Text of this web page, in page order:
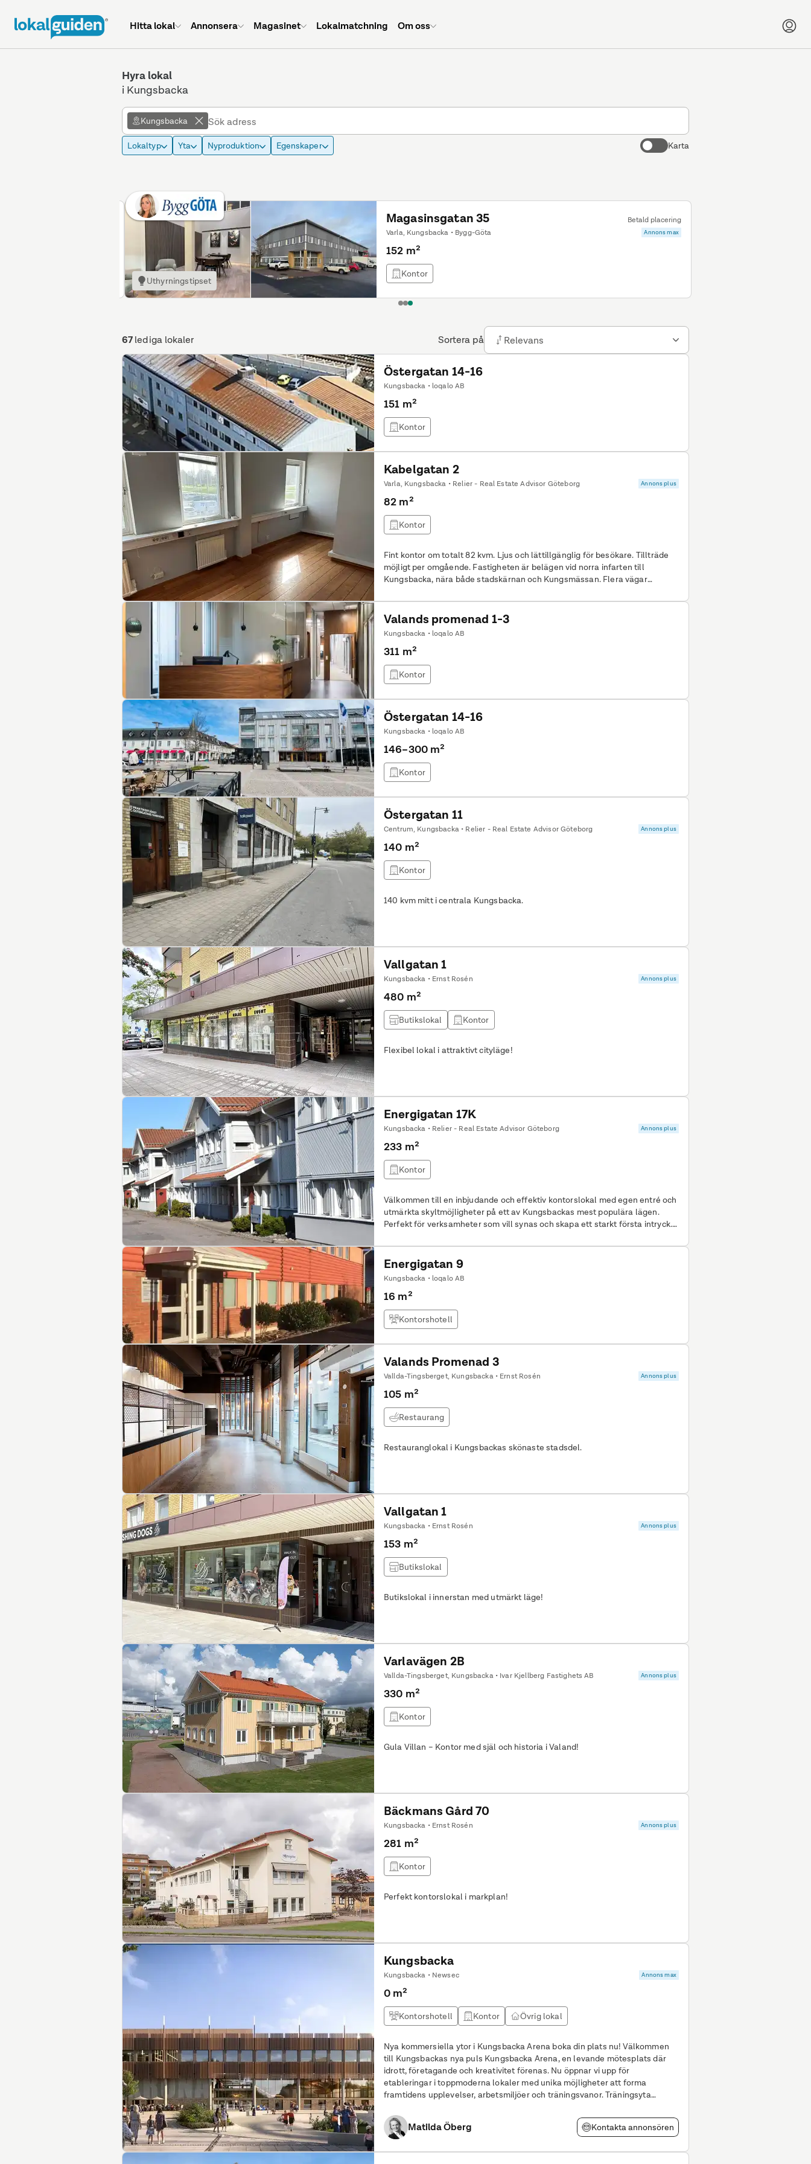
Hitta lokal Annonsera Magasinet Lokalmatchning Om oss
Hyra lokal
i Kungsbacka
Kungsbacka
Lokaltyp Yta Nyproduktion Egenskaper Karta
67lediga lokaler Sortera på Relevans
Uthyrningstipset
Magasinsgatan 35
Betald placering
Varla, Kungsbacka • Bygg-Göta
Annons max
152 m²
Kontor
123
Östergatan 14-16
Kungsbacka • loqalo AB
151 m²
Kontor
Kabelgatan 2
Varla, Kungsbacka • Relier - Real Estate Advisor Göteborg Annons plus
82 m²
Kontor
Fint kontor om totalt 82 kvm. Ljus och lättillgänglig för besökare. Tillträde
möjligt per omgående. Fastigheten är belägen vid norra infarten till
Kungsbacka, nära både stadskärnan och Kungsmässan. Flera vägar
fri parkering i närheten till fastigheten. Mycket service finns i närområdet.
Belägen i Kungsbacka i
Valands promenad 1-3
Kungsbacka • loqalo AB
311 m²
Kontor
Östergatan 14-16
Kungsbacka • loqalo AB
146–300 m²
Kontor
Östergatan 11
Centrum, Kungsbacka • Relier - Real Estate Advisor Göteborg Annons plus
140 m²
Kontor
140 kvm mitt i centrala Kungsbacka.
Vallgatan 1
Kungsbacka • Ernst Rosén Annons plus
480 m²
Butikslokal Kontor
Flexibel lokal i attraktivt cityläge!
Energigatan 17K
Kungsbacka • Relier - Real Estate Advisor Göteborg Annons plus
233 m²
Kontor
Välkommen till en inbjudande och effektiv kontorslokal med egen entré och
utmärkta skyltmöjligheter på ett av Kungsbackas mest populära lägen.
Perfekt för verksamheter som vill synas och skapa ett starkt första intryck.
interntrappa eller hiss nås våning 1 där ett ljust och trivsamt kontor om ca
196 kvm breder ut sig. Här erbjuds en flexibel planlösning med både mindre
och större kontorsrum, öppna ytor för samarbete, pentry samt två WC. Ett
praktiskt förråd ger extra förvaringsmöjligheter. Lokalen har behaglig
komfortkyla och fastigheten är ansluten till fiber – allt för en modern och
effektiv arbetsmiljö. Parkeringsplatser med laddmöjlighet finns att hyra i
direkt anslutning.
Energigatan 9
Kungsbacka • loqalo AB
16 m²
Kontorshotell
Valands Promenad 3
Vallda-Tingsberget, Kungsbacka • Ernst Rosén Annons plus
105 m²
Restaurang
Restauranglokal i Kungsbackas skönaste stadsdel.
Vallgatan 1
Kungsbacka • Ernst Rosén Annons plus
153 m²
Butikslokal
Butikslokal i innerstan med utmärkt läge!
Varlavägen 2B
Vallda-Tingsberget, Kungsbacka • Ivar Kjellberg Fastighets AB Annons plus
330 m²
Kontor
Gula Villan – Kontor med själ och historia i Valand!
Bäckmans Gård 70
Kungsbacka • Ernst Rosén Annons plus
281 m²
Kontor
Perfekt kontorslokal i markplan!
Kungsbacka
Kungsbacka • Newsec Annons max
0 m²
Kontorshotell Kontor Övrig lokal
Nya kommersiella ytor i Kungsbacka Arena boka din plats nu! Välkommen
till Kungsbackas nya puls Kungsbacka Arena, en levande mötesplats där
idrott, företagande och kreativitet förenas. Nu öppnar vi upp för
etableringar i toppmoderna lokaler med unika möjligheter att forma
framtidens upplevelser, arbetsmiljöer och träningsvanor. Träningsyta
Matilda Öberg Kontakta annonsören